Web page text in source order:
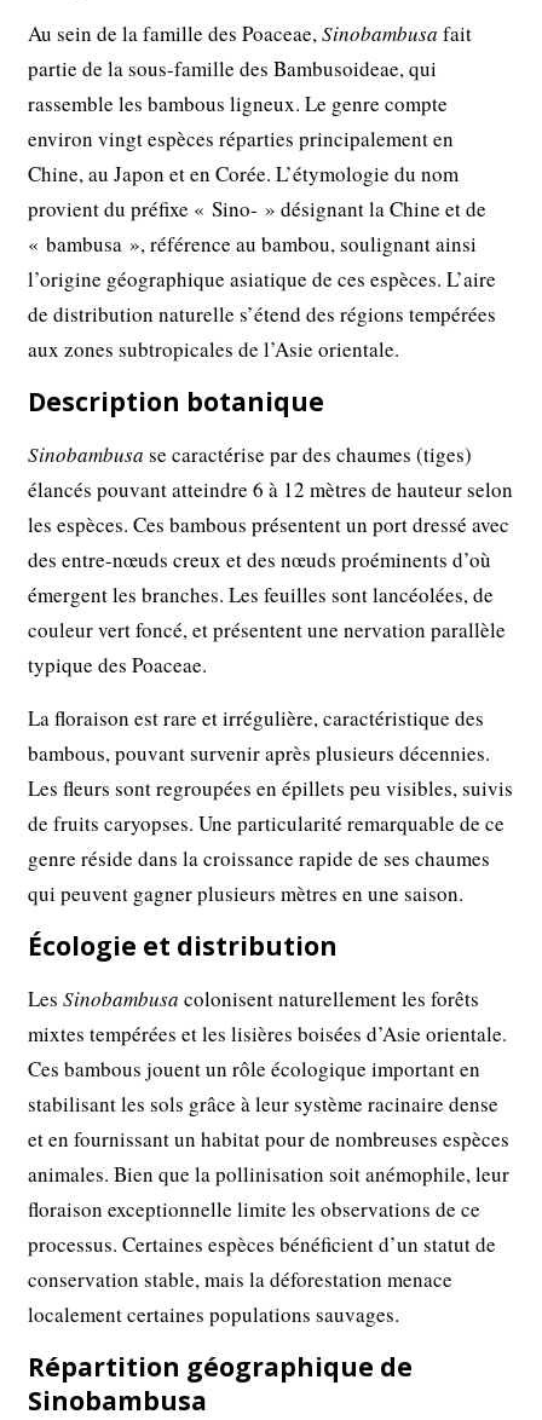
Au sein de la famille des Poaceae,Sinobambusa fait
partie de la sous-famille des Bambusoideae, qui
rassemble les bambous ligneux. Le genre compte
environ vingt espèces réparties principalement en
Chine, au Japon et en Corée. L’étymologie du nom
provient du préfixe « Sino- » désignant la Chine et de
« bambusa », référence au bambou, soulignant ainsi
l’origine géographique asiatique de ces espèces. L’aire
de distribution naturelle s’étend des régions tempérées
aux zones subtropicales de l’Asie orientale.
Description botanique
Sinobambusa se caractérise par des chaumes (tiges)
élancés pouvant atteindre 6 à 12 mètres de hauteur selon
les espèces. Ces bambous présentent un port dressé avec
des entre-nœuds creux et des nœuds proéminents d’où
émergent les branches. Les feuilles sont lancéolées, de
couleur vert foncé, et présentent une nervation parallèle
typique des Poaceae.
La floraison est rare et irrégulière, caractéristique des
bambous, pouvant survenir après plusieurs décennies.
Les fleurs sont regroupées en épillets peu visibles, suivis
de fruits caryopses. Une particularité remarquable de ce
genre réside dans la croissance rapide de ses chaumes
qui peuvent gagner plusieurs mètres en une saison.
Écologie et distribution
LesSinobambusa colonisent naturellement les forêts
mixtes tempérées et les lisières boisées d’Asie orientale.
Ces bambous jouent un rôle écologique important en
stabilisant les sols grâce à leur système racinaire dense
et en fournissant un habitat pour de nombreuses espèces
animales. Bien que la pollinisation soit anémophile, leur
floraison exceptionnelle limite les observations de ce
processus. Certaines espèces bénéficient d’un statut de
conservation stable, mais la déforestation menace
localement certaines populations sauvages.
Répartition géographique de
Sinobambusa